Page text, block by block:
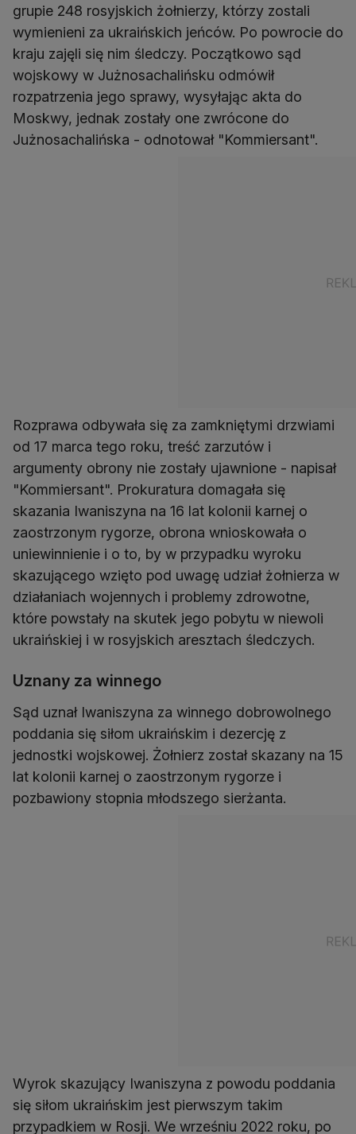
grupie 248 rosyjskich żołnierzy, którzy zostali
wymienieni za ukraińskich jeńców. Po powrocie do
kraju zajęli się nim śledczy. Początkowo sąd
wojskowy w Jużnosachalińsku odmówił
rozpatrzenia jego sprawy, wysyłając akta do ​​
Moskwy, jednak zostały one zwrócone do
Jużnosachalińska - odnotował "Kommiersant".
Rozprawa odbywała się za zamkniętymi drzwiami
od 17 marca tego roku, treść zarzutów i
argumenty obrony nie zostały ujawnione - napisał
"Kommiersant". Prokuratura domagała się
skazania Iwaniszyna na 16 lat kolonii karnej o
zaostrzonym rygorze, obrona wnioskowała o
uniewinnienie i o to, by w przypadku wyroku
skazującego wzięto pod uwagę udział żołnierza w
działaniach wojennych i problemy zdrowotne,
które powstały na skutek jego pobytu w niewoli
ukraińskiej i w rosyjskich aresztach śledczych.
Uznany za winnego
Sąd uznał Iwaniszyna za winnego dobrowolnego
poddania się siłom ukraińskim i dezercję z
jednostki wojskowej. Żołnierz został skazany na 15
lat kolonii karnej o zaostrzonym rygorze i
pozbawiony stopnia młodszego sierżanta.
Wyrok skazujący Iwaniszyna z powodu poddania
się siłom ukraińskim jest pierwszym takim
przypadkiem w Rosji. We wrześniu 2022 roku, po